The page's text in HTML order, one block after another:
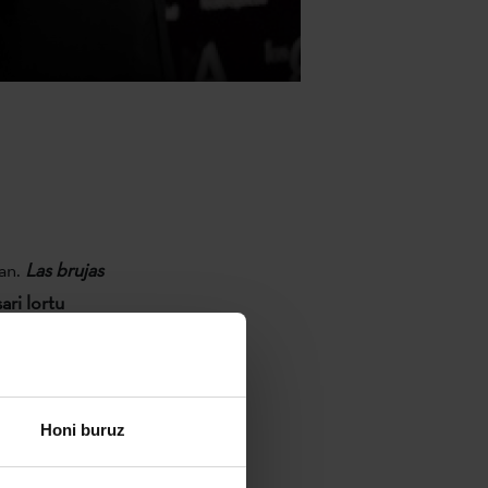
Honi buruz
Las brujas
lortu
ditu.Koldo
Fuentek